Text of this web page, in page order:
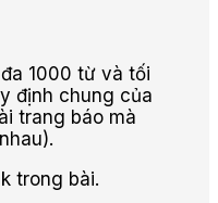
1000 từ và tối
định chung của
trang báo mà
trong bài.